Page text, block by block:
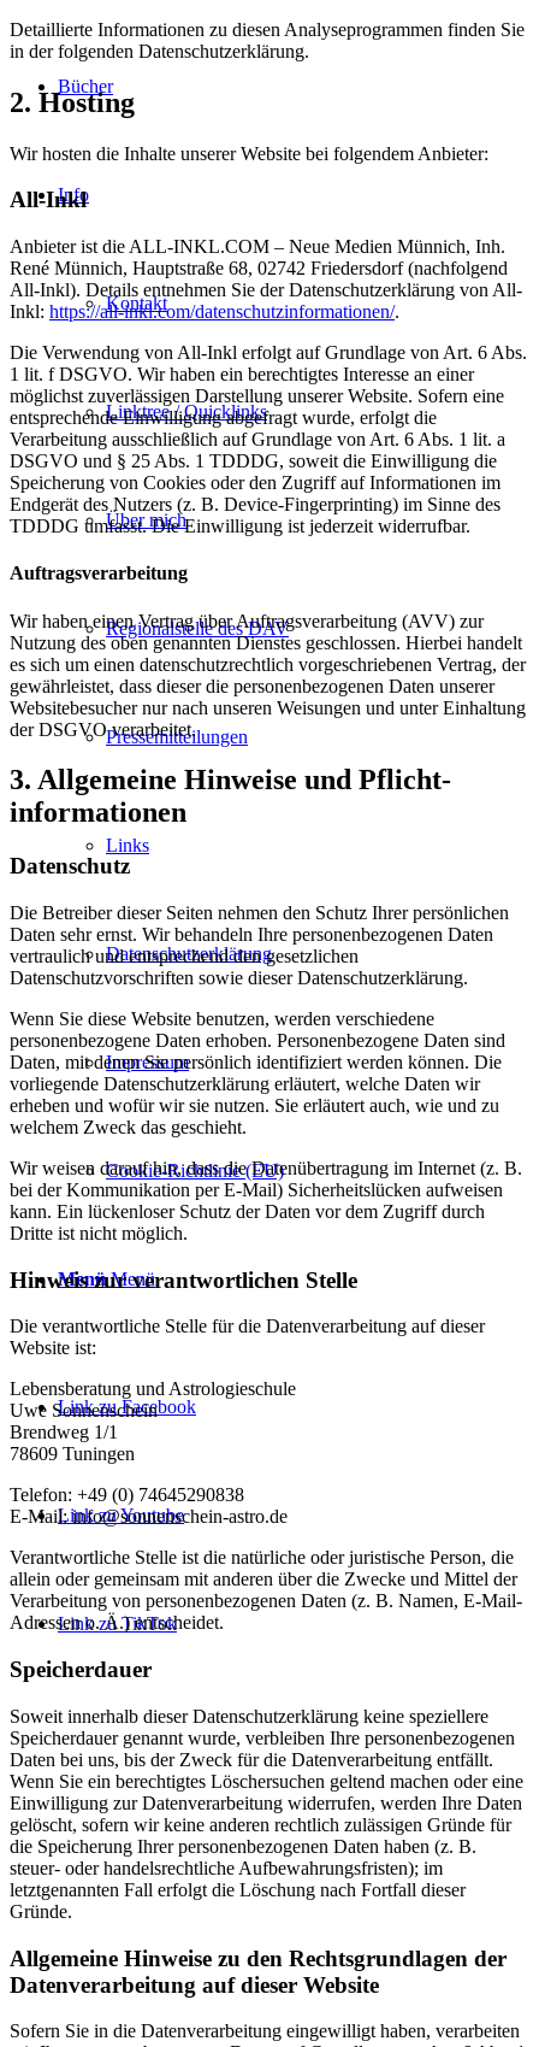
Bücher
Info
Kontakt
Linktree / Quicklinks
Über mich
Regionalstelle des DAV
Pressemitteilungen
Links
Datenschutzerklärung
Impressum
Cookie-Richtlinie (EU)
Menü Menü
Link zu Facebook
Link zu Youtube
Link zu TikTok
Detaillierte Informationen zu diesen Analyseprogrammen finden Sie
in der folgenden Datenschutzerklärung.
2. Hosting
Wir hosten die Inhalte unserer Website bei folgendem Anbieter:
All-Inkl
Anbieter ist die ALL-INKL.COM – Neue Medien Münnich, Inh.
René Münnich, Hauptstraße 68, 02742 Friedersdorf (nachfolgend
All-Inkl). Details entnehmen Sie der Datenschutzerklärung von All-
Inkl: https://all-inkl.com/datenschutzinformationen/.
Die Verwendung von All-Inkl erfolgt auf Grundlage von Art. 6 Abs.
1 lit. f DSGVO. Wir haben ein berechtigtes Interesse an einer
möglichst zuverlässigen Darstellung unserer Website. Sofern eine
entsprechende Einwilligung abgefragt wurde, erfolgt die
Verarbeitung ausschließlich auf Grundlage von Art. 6 Abs. 1 lit. a
DSGVO und § 25 Abs. 1 TDDDG, soweit die Einwilligung die
Speicherung von Cookies oder den Zugriff auf Informationen im
Endgerät des Nutzers (z. B. Device-Fingerprinting) im Sinne des
TDDDG umfasst. Die Einwilligung ist jederzeit widerrufbar.
Auftragsverarbeitung
Wir haben einen Vertrag über Auftragsverarbeitung (AVV) zur
Nutzung des oben genannten Dienstes geschlossen. Hierbei handelt
es sich um einen datenschutzrechtlich vorgeschriebenen Vertrag, der
gewährleistet, dass dieser die personenbezogenen Daten unserer
Websitebesucher nur nach unseren Weisungen und unter Einhaltung
der DSGVO verarbeitet.
3. Allgemeine Hinweise und Pflicht­
informationen
Datenschutz
Die Betreiber dieser Seiten nehmen den Schutz Ihrer persönlichen
Daten sehr ernst. Wir behandeln Ihre personenbezogenen Daten
vertraulich und entsprechend den gesetzlichen
Datenschutzvorschriften sowie dieser Datenschutzerklärung.
Wenn Sie diese Website benutzen, werden verschiedene
personenbezogene Daten erhoben. Personenbezogene Daten sind
Daten, mit denen Sie persönlich identifiziert werden können. Die
vorliegende Datenschutzerklärung erläutert, welche Daten wir
erheben und wofür wir sie nutzen. Sie erläutert auch, wie und zu
welchem Zweck das geschieht.
Wir weisen darauf hin, dass die Datenübertragung im Internet (z. B.
bei der Kommunikation per E-Mail) Sicherheitslücken aufweisen
kann. Ein lückenloser Schutz der Daten vor dem Zugriff durch
Dritte ist nicht möglich.
Hinweis zur verantwortlichen Stelle
Die verantwortliche Stelle für die Datenverarbeitung auf dieser
Website ist:
Lebensberatung und Astrologieschule
Uwe Sonnenschein
Brendweg 1/1
78609 Tuningen
Telefon: +49 (0) 74645290838
E-Mail: info@sonnenschein-astro.de
Verantwortliche Stelle ist die natürliche oder juristische Person, die
allein oder gemeinsam mit anderen über die Zwecke und Mittel der
Verarbeitung von personenbezogenen Daten (z. B. Namen, E-Mail-
Adressen o. Ä.) entscheidet.
Speicherdauer
Soweit innerhalb dieser Datenschutzerklärung keine speziellere
Speicherdauer genannt wurde, verbleiben Ihre personenbezogenen
Daten bei uns, bis der Zweck für die Datenverarbeitung entfällt.
Wenn Sie ein berechtigtes Löschersuchen geltend machen oder eine
Einwilligung zur Datenverarbeitung widerrufen, werden Ihre Daten
gelöscht, sofern wir keine anderen rechtlich zulässigen Gründe für
die Speicherung Ihrer personenbezogenen Daten haben (z. B.
steuer- oder handelsrechtliche Aufbewahrungsfristen); im
letztgenannten Fall erfolgt die Löschung nach Fortfall dieser
Gründe.
Allgemeine Hinweise zu den Rechtsgrundlagen der
Datenverarbeitung auf dieser Website
Sofern Sie in die Datenverarbeitung eingewilligt haben, verarbeiten